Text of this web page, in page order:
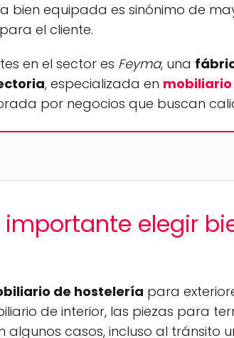
bien equipada es sinónimo de
el cliente.
en el sector es Feyma, una
, especializada en
por negocios que buscan
importante elegir
de hostelería para
de interior, las piezas para
algunos casos, incluso al tránsito